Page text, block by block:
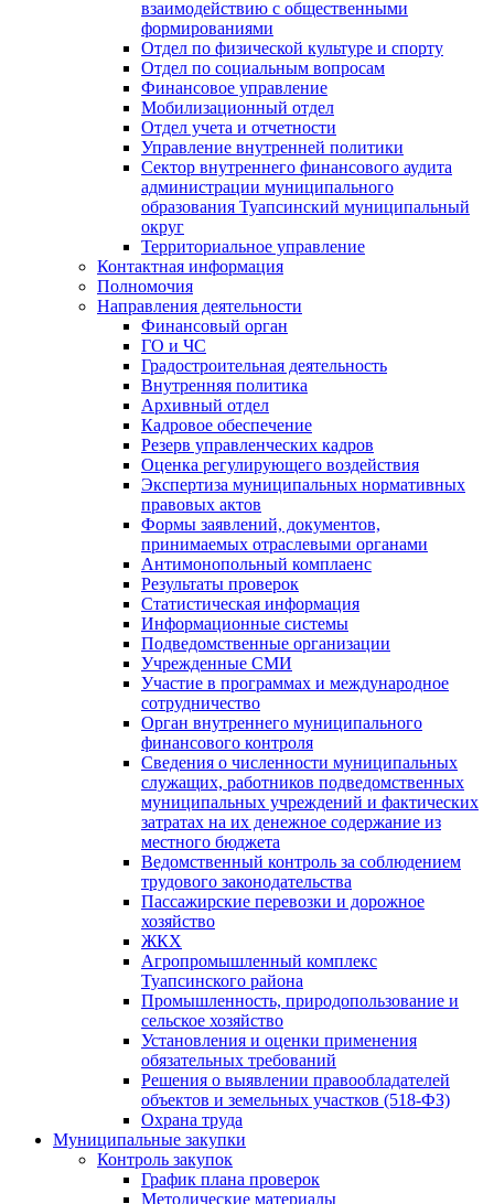
взаимодействию с общественными
формированиями
Отдел по физической культуре и спорту
Отдел по социальным вопросам
Финансовое управление
Мобилизационный отдел
Отдел учета и отчетности
Управление внутренней политики
Сектор внутреннего финансового аудита
администрации муниципального
образования Туапсинский муниципальный
округ
Территориальное управление
Контактная информация
Полномочия
Направления деятельности
Финансовый орган
ГО и ЧС
Градостроительная деятельность
Внутренняя политика
Архивный отдел
Кадровое обеспечение
Резерв управленческих кадров
Оценка регулирующего воздействия
Экспертиза муниципальных нормативных
правовых актов
Формы заявлений, документов,
принимаемых отраслевыми органами
Антимонопольный комплаенс
Результаты проверок
Статистическая информация
Информационные системы
Подведомственные организации
Учрежденные СМИ
Участие в программах и международное
сотрудничество
Орган внутреннего муниципального
финансового контроля
Сведения о численности муниципальных
служащих, работников подведомственных
муниципальных учреждений и фактических
затратах на их денежное содержание из
местного бюджета
Ведомственный контроль за соблюдением
трудового законодательства
Пассажирские перевозки и дорожное
хозяйство
ЖКХ
Агропромышленный комплекс
Туапсинского района
Промышленность, природопользование и
сельское хозяйство
Установления и оценки применения
обязательных требований
Решения о выявлении правообладателей
объектов и земельных участков (518-ФЗ)
Охрана труда
Муниципальные закупки
Контроль закупок
График плана проверок
Методические материалы